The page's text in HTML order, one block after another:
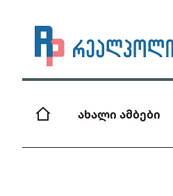
ახალი ამბები